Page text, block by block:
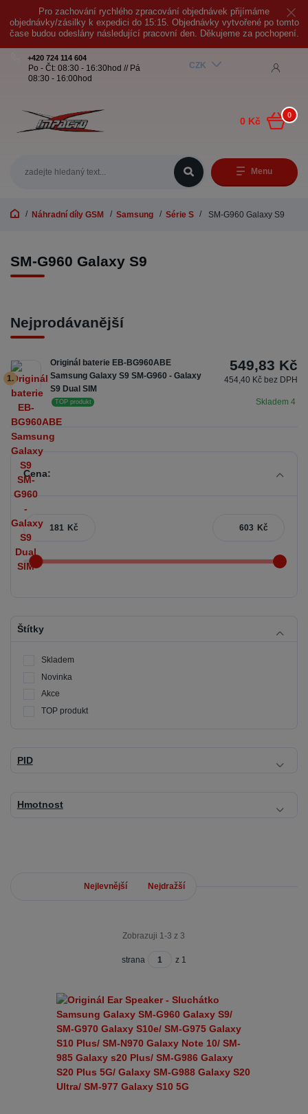
Pro zachování rychlého zpracování objednávek přijímáme
objednávky/zásilky k expedici do 15:15. Objednávky vytvořené po tomto
čase budou odeslány následující pracovní den. Děkujeme za pochopení.
Menu
CZK
+420 724 114 604
Po - Čt: 08:30 - 16:30hod // Pá
08:30 - 16:00hod
0
0 Kč
Náhradní díly GSM Samsung Série S SM-G960 Galaxy S9
SM-G960 Galaxy S9
Nejprodávanější
1.
Originál baterie EB-BG960ABE
Samsung Galaxy S9 SM-G960 - Galaxy
S9 Dual SIM
Skladem 4
TOP produkt
549,83 Kč
454,40 Kč bez DPH
Cena:
Kč Kč
Štítky
Skladem
Novinka
Akce
TOP produkt
PID
Hmotnost
Nejlevnější Nejdražší
Zobrazuji 1-3 z 3
strana z 1